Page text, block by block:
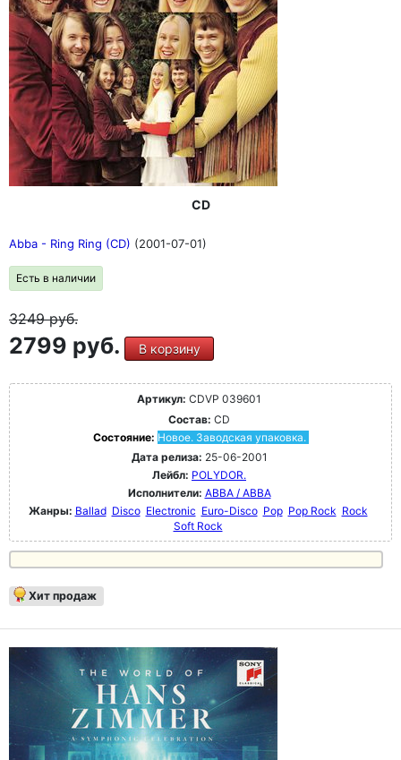
CD
Abba - Ring Ring (CD) (2001-07-01)
Есть в наличии
3249руб.
2799 руб. В корзину
Артикул: CDVP 039601
Состав: CD
Состояние: Новое. Заводская упаковка.
Дата релиза: 25-06-2001
Лейбл: POLYDOR.
Исполнители: ABBA / ABBA
Жанры: Ballad Disco Electronic Euro-Disco Pop Pop Rock Rock
Soft Rock
Хит продаж